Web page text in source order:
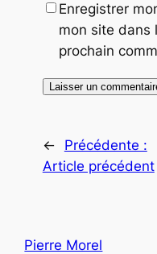
Enregistrer
mon site dans
prochain
←
Précédente :
Article précédent
Pierre Morel